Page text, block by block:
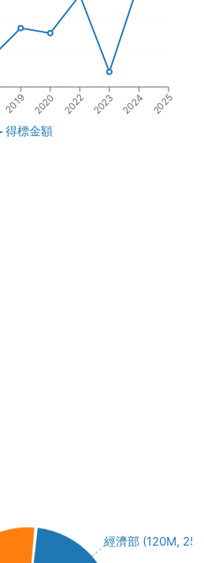
2019 2020 2022 2023 2024 2025
得標金額
經濟部 (120M,